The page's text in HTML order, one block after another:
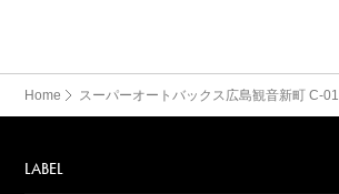
Home スーパーオートバックス広島観音新町 C-01
LABEL